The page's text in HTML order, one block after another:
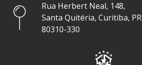
Rua Herbert Neal, 148,
Santa Quitéria, Curitiba, PR
80310-330